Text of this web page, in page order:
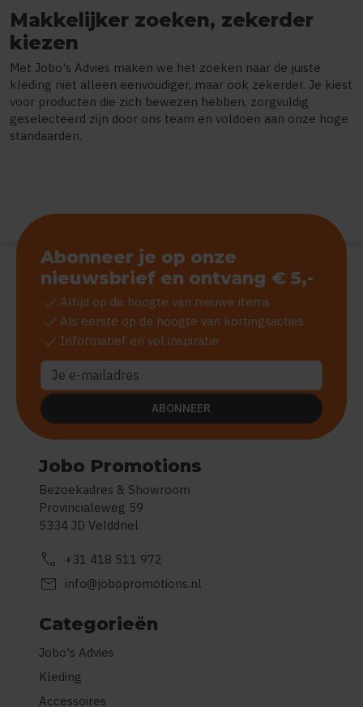
Makkelijker zoeken, zekerder
kiezen
Met Jobo's Advies maken we het zoeken naar de juiste
kleding niet alleen eenvoudiger, maar ook zekerder. Je kiest
voor producten die zich bewezen hebben, zorgvuldig
geselecteerd zijn door ons team en voldoen aan onze hoge
standaarden.
Jobo Promotions
Bezoekadres & Showroom
Provincialeweg 59
5334 JD Velddriel
call +31 418 511 972
mail info@jobopromotions.nl
Categorieën
Jobo's Advies
Kleding
Accessoires
Abonneer je op onze
nieuwsbrief en ontvang € 5,-
check Altijd op de hoogte van nieuwe items
check Als eerste op de hoogte van kortingsacties
check Informatief en vol inspiratie
ABONNEER